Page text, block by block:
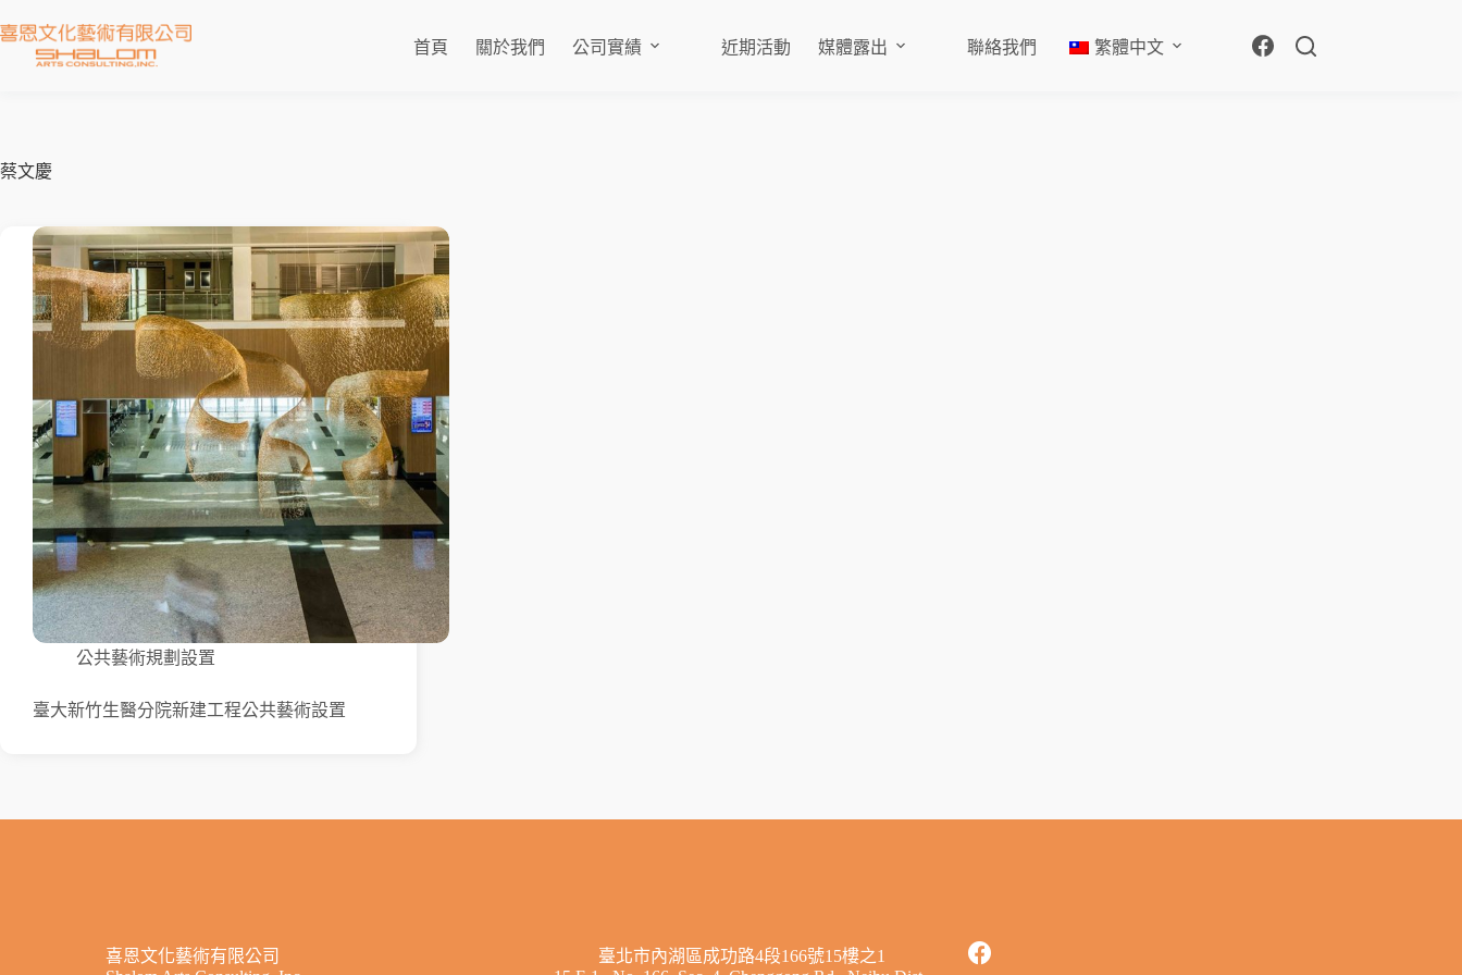
首頁 關於我們 公司實績 近期活動 媒體露出 聯絡我們 繁體中文
蔡文慶
公共藝術規劃設置
臺大新竹生醫分院新建工程公共藝術設置
喜恩文化藝術有限公司
臺北市內湖區成功路4段166號15樓之1